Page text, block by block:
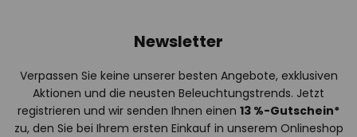
Newsletter
Verpassen Sie keine unserer besten Angebote, exklusiven
Aktionen und die neusten Beleuchtungstrends. Jetzt
registrieren und wir senden Ihnen einen 13 %-Gutschein*
zu, den Sie bei Ihrem ersten Einkauf in unserem Onlineshop